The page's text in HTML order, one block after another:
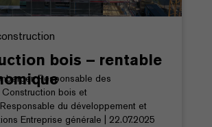
bois – rentable
Responsable des
bois et
du développement et
Entreprise générale | 22.07.2025